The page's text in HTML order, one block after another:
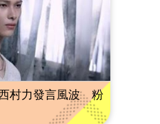
村力發言風波 粉